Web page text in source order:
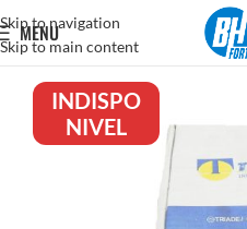
Skip to navigation
Skip to main content
MENU
INDISPO
NIVEL